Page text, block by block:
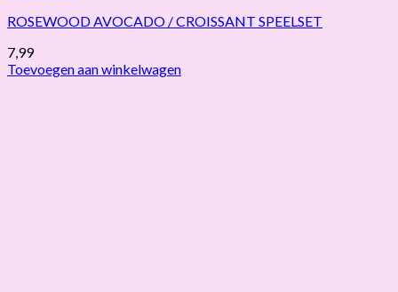
ROSEWOOD AVOCADO / CROISSANT SPEELSET
7,99
Toevoegen aan winkelwagen